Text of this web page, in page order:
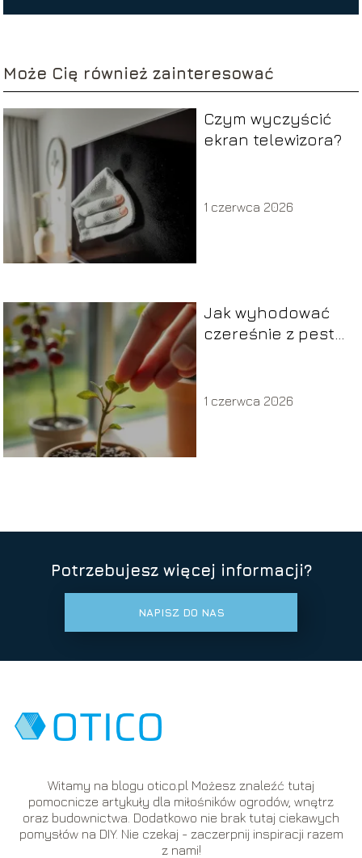
Może Cię również zainteresować
Czym wyczyścić
ekran telewizora?
1 czerwca 2026
Jak wyhodować
czereśnie z pestki
1 czerwca 2026
Potrzebujesz więcej informacji?
NAPISZ DO NAS
Witamy na blogu otico.pl Możesz znaleźć tutaj
pomocnicze artykuły dla miłośników ogrodów, wnętrz
oraz budownictwa. Dodatkowo nie brak tutaj ciekawych
pomysłów na DIY. Nie czekaj - zaczerpnij inspiracji razem
z nami!